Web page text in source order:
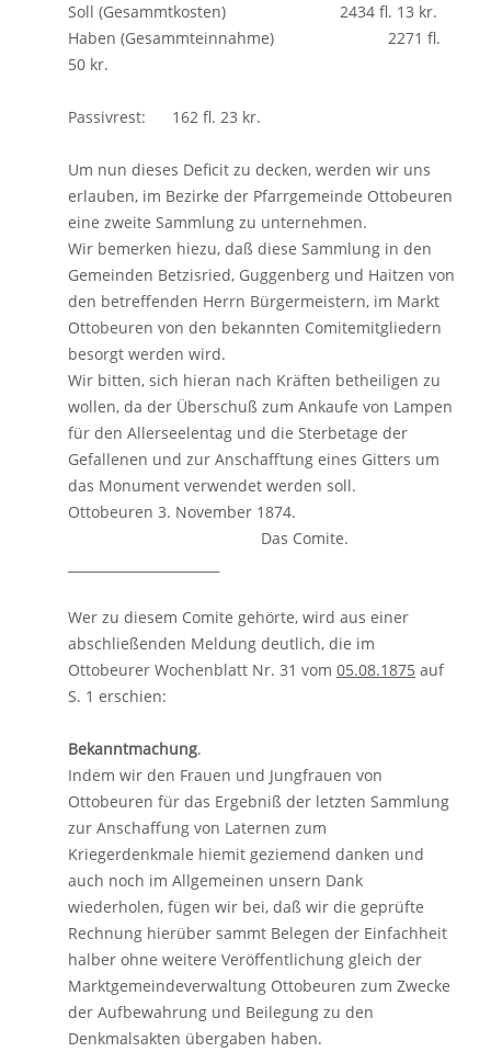
Soll (Gesammtkosten) 2434 fl. 13 kr.
Haben (Gesammteinnahme) 2271 fl.
50 kr.
Passivrest: 162 fl. 23 kr.
Um nun dieses Deficit zu decken, werden wir uns
erlauben, im Bezirke der Pfarrgemeinde Ottobeuren
eine zweite Sammlung zu unternehmen.
Wir bemerken hiezu, daß diese Sammlung in den
Gemeinden Betzisried, Guggenberg und Haitzen von
den betreffenden Herrn Bürgermeistern, im Markt
Ottobeuren von den bekannten Comitemitgliedern
besorgt werden wird.
Wir bitten, sich hieran nach Kräften betheiligen zu
wollen, da der Überschuß zum Ankaufe von Lampen
für den Allerseelentag und die Sterbetage der
Gefallenen und zur Anschafftung eines Gitters um
das Monument verwendet werden soll.
Ottobeuren 3. November 1874.
Das Comite.
Wer zu diesem Comite gehörte, wird aus einer
abschließenden Meldung deutlich, die im
Ottobeurer Wochenblatt Nr. 31 vom 05.08.1875 auf
S. 1 erschien:
Bekanntmachung.
Indem wir den Frauen und Jungfrauen von
Ottobeuren für das Ergebniß der letzten Sammlung
zur Anschaffung von Laternen zum
Kriegerdenkmale hiemit geziemend danken und
auch noch im Allgemeinen unsern Dank
wiederholen, fügen wir bei, daß wir die geprüfte
Rechnung hierüber sammt Belegen der Einfachheit
halber ohne weitere Veröffentlichung gleich der
Marktgemeindeverwaltung Ottobeuren zum Zwecke
der Aufbewahrung und Beilegung zu den
Denkmalsakten übergaben haben.